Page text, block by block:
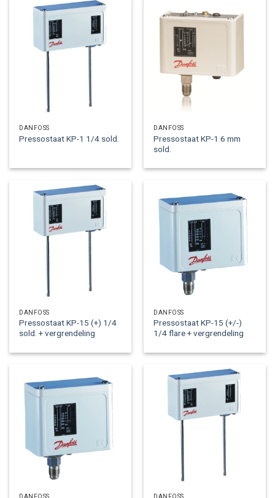
DANFOSS
Pressostaat KP-1 1/4 sold.
DANFOSS
Pressostaat KP-1 6 mm
sold.
DANFOSS
Pressostaat KP-15 (+) 1/4
sold. + vergrendeling
DANFOSS
Pressostaat KP-15 (+/-)
1/4 flare + vergrendeling
DANFOSS DANFOSS